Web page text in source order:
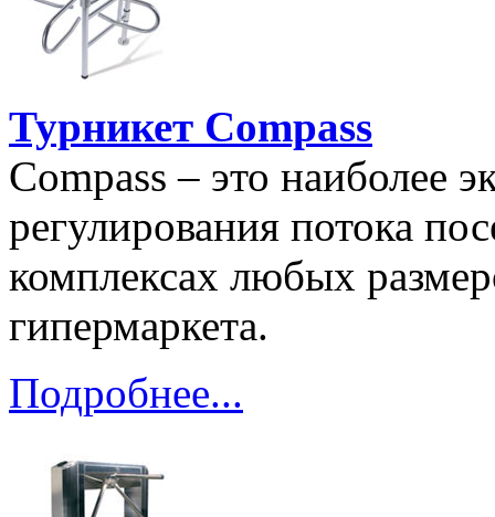
Турникет Compass
Compass – это наиболее
регулирования потока
комплексах любых
гипермаркета.
Подробнее...